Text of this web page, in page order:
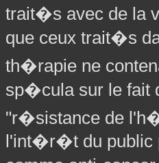
trait�s avec de la
que ceux trait�s
th�rapie ne
sp�cula sur le fait
"r�sistance de
l'int�r�t du public